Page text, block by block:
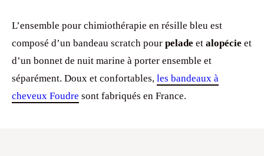
L’ensemble pour chimiothérapie en résille bleu est
composé d’un bandeau scratch pour
pelade et alopécie
et
d’un bonnet de nuit marine à porter ensemble et
séparément. Doux et confortables, les bandeaux à
cheveux Foudre
sont fabriqués en France.